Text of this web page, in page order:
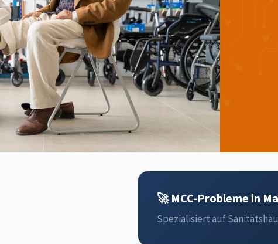
🚀 MCC-Probleme in
Spezialisiert auf